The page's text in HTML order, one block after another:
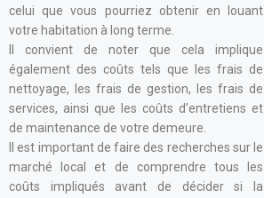
celui que vous pourriez obtenir en louant
votre habitation à long terme.
Il convient de noter que cela implique
également des coûts tels que les frais de
nettoyage, les frais de gestion, les frais de
services, ainsi que les coûts d’entretiens et
de maintenance de votre demeure.
Il est important de faire des recherches sur le
marché local et de comprendre tous les
coûts impliqués avant de décider si la